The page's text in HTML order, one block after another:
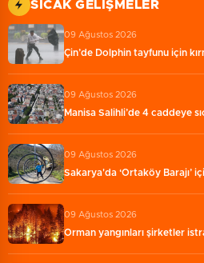
SICAK GELIŞMELER
09 Ağustos 2026
Çin’de Dolphin tayfunu için
09 Ağustos 2026
Manisa Salihli’de 4 caddeye
09 Ağustos 2026
Sakarya'da ‘Ortaköy Barajı’
09 Ağustos 2026
Orman yangınları şirketler